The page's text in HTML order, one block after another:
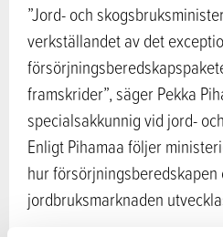
”Jord- och
verkställandet av det
framskrider”, säger Pekka
specialsakkunnig vid jord-
Enligt Pihamaa följer
hur försörjningsberedskapen
jordbruksmarknaden